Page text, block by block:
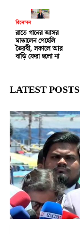
বিনোদন
রাতে গানের আসর
মাতালেন পেহেলি
ভৈরবী, সকালে আর
বাড়ি ফেরা হলো না
LATEST POSTS